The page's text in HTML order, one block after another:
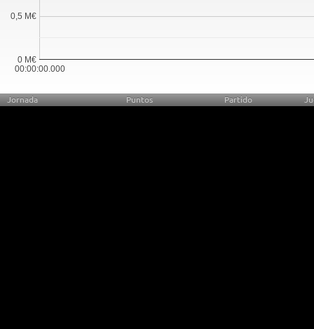
00:00:00.000
0 M€
0,5 M€
Jornada Puntos Partido